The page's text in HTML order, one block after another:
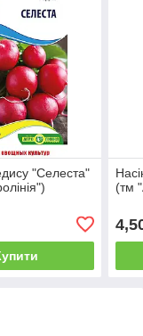
"Селеста"
(тм